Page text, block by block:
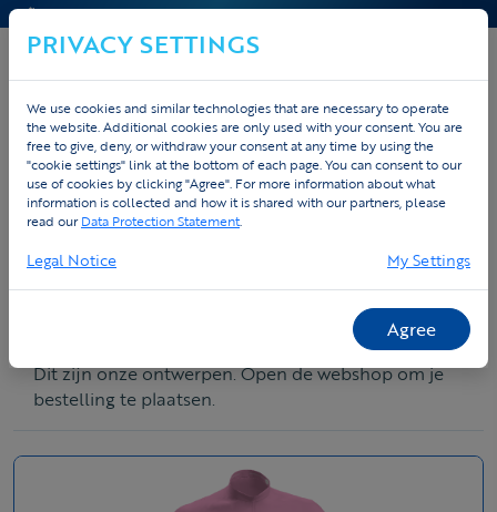
CONTACT & HELP
BESTEL NU JOUW KLEDING
Open de webshop om je bestelling te plaatsen.
Dit zijn onze ontwerpen. Open de webshop om je
bestelling te plaatsen.
PRIVACY SETTINGS
We use cookies and similar technologies that are necessary to operate
the website. Additional cookies are only used with your consent. You are
free to give, deny, or withdraw your consent at any time by using the
"cookie settings" link at the bottom of each page. You can consent to our
use of cookies by clicking "Agree". For more information about what
information is collected and how it is shared with our partners, please
read ourData Protection Statement.
Legal Notice My Settings
Agree